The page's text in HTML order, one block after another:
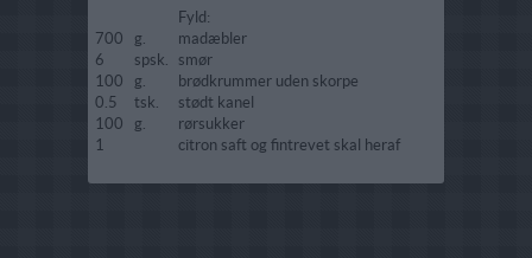
Fyld:
700
g.
madæbler
6
spsk.
smør
100
g.
brødkrummer uden skorpe
0.5
tsk.
stødt kanel
100
g.
rørsukker
1
citron saft og fintrevet skal heraf